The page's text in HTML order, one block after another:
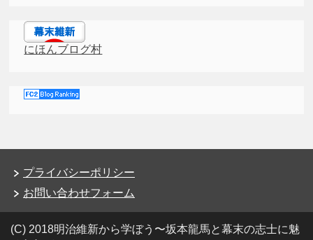
にほんブログ村
プライバシーポリシー
お問い合わせフォーム
(C) 2018明治維新から学ぼう〜坂本龍馬と幕末の志士に魅